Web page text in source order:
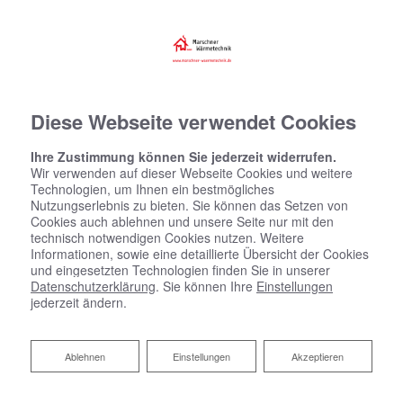
Diese Webseite verwendet Cookies
Ihre Zustimmung können Sie jederzeit widerrufen.
Wir verwenden auf dieser Webseite Cookies und weitere
Technologien, um Ihnen ein bestmögliches
Nutzungserlebnis zu bieten. Sie können das Setzen von
Cookies auch ablehnen und unsere Seite nur mit den
technisch notwendigen Cookies nutzen. Weitere
Informationen, sowie eine detaillierte Übersicht der Cookies
und eingesetzten Technologien finden Sie in unserer
Datenschutzerklärung. Sie können Ihre Einstellungen
jederzeit ändern.
Akzeptieren
Einstellungen
Ablehnen
Ablehnen